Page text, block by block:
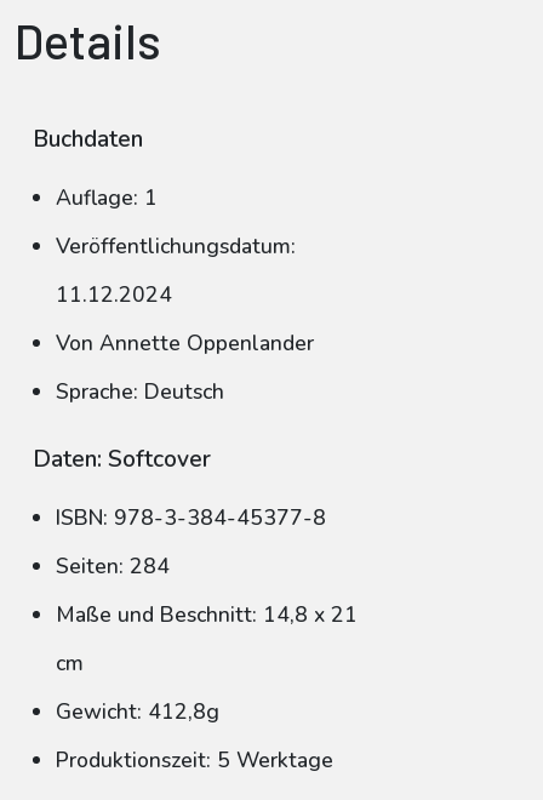
Details
Buchdaten
Auflage: 1
Veröffentlichungsdatum:
11.12.2024
Von Annette Oppenlander
Sprache: Deutsch
Daten: Softcover
ISBN: 978-3-384-45377-8
Seiten: 284
Maße und Beschnitt: 14,8 x 21
cm
Gewicht: 412,8g
Produktionszeit: 5 Werktage